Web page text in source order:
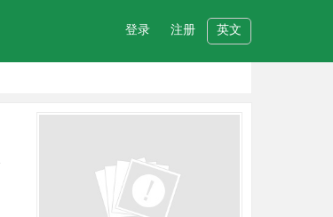
登录 注册 英文